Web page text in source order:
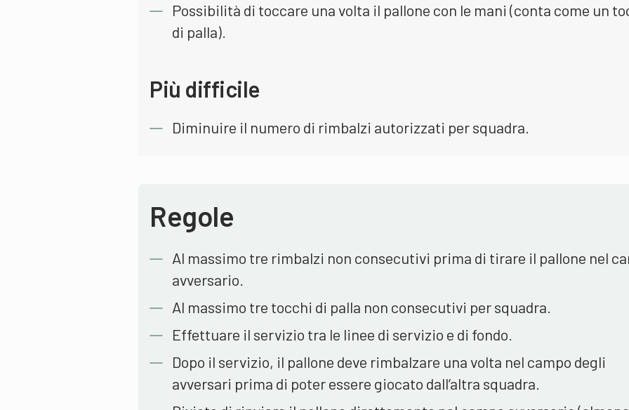
Possibilità di toccare una volta il pallone con le mani (conta come un
di palla).
Più difficile
Diminuire il numero di rimbalzi autorizzati per squadra.
Regole
Al massimo tre rimbalzi non consecutivi prima di tirare il pallone nel
avversario.
Al massimo tre tocchi di palla non consecutivi per squadra.
Effettuare il servizio tra le linee di servizio e di fondo.
Dopo il servizio, il pallone deve rimbalzare una volta nel campo degli
avversari prima di poter essere giocato dall’altra squadra.